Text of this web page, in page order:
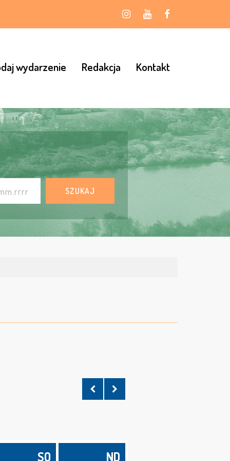
Instagram
YoutubeFacebook
wydarzenie Redakcja Kontakt
SZUKAJ
do
do
SO
ND